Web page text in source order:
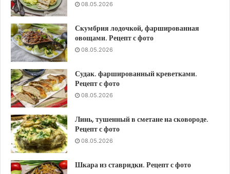
08.05.2026
Скумбрия лодочкой, фаршированная
овощами. Рецепт с фото
08.05.2026
Судак. фаршированный креветками.
Рецепт с фото
08.05.2026
Линь, тушенный в сметане на сковороде.
Рецепт с фото
08.05.2026
Шкара из ставридки. Рецепт с фото